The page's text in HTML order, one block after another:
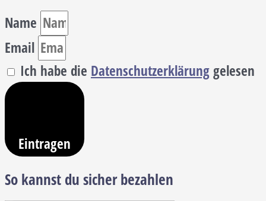
Name
Email
Ich habe die Datenschutzerklärunggelesen
Eintragen
So kannst du sicher bezahlen